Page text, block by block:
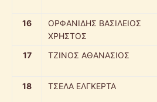
16
ΟΡΦΑΝΙΔΗΣ ΒΑΣΙΛΕΙΟΣ
ΧΡΗΣΤΟΣ
17 ΤΖΙΝΟΣ ΑΘΑΝΑΣΙΟΣ
18 ΤΣΕΛΑ ΕΛΓΚΕΡΤΑ